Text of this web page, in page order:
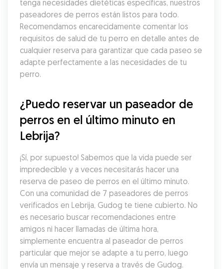
tenga necesidades dietéticas específicas, nuestros
paseadores de perros están listos para todo.
Recomendamos encarecidamente comentar los
requisitos de salud de tu perro en detalle antes de
cualquier reserva para garantizar que cada paseo se
adapte perfectamente a las necesidades de tu
perro.
¿Puedo reservar un paseador de
perros en el último minuto en
Lebrija?
¡Sí, por supuesto! Sabemos que la vida puede ser
impredecible y a veces necesitarás hacer una
reserva de paseo de perros en el último minuto.
Con una comunidad de 7 paseadores de perros
verificados en Lebrija, Gudog te tiene cubierto. No
es necesario buscar recomendaciones entre
amigos ni hacer llamadas de última hora,
simplemente encuentra al paseador de perros
particular que mejor se adapte a tu perro, luego
envía un mensaje y reserva a través de Gudog.